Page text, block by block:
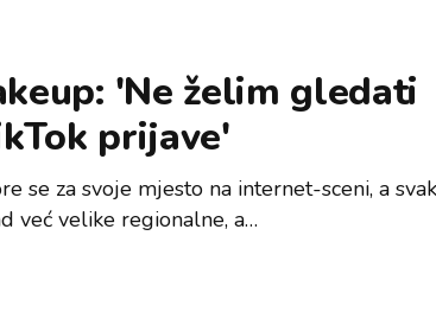
'Ne želim gledati
prijave'
se za svoje mjesto na internet-sceni, a
već velike regionalne, a…